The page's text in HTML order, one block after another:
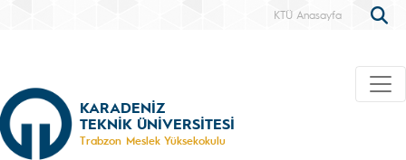
KTÜ Anasayfa
KARADENİZ
TEKNİK ÜNİVERSİTESİ
Trabzon Meslek Yüksekokulu